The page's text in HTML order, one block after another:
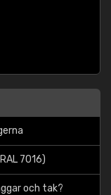
7016)
och tak?